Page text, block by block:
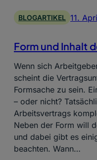
BLOGARTIKEL 11.
Form und Inhalt
Wenn sich
scheint die
Formsache zu sein.
– oder nicht?
Arbeitsvertrags
Neben der Form will
und dabei gibt es
beachten. Wann…